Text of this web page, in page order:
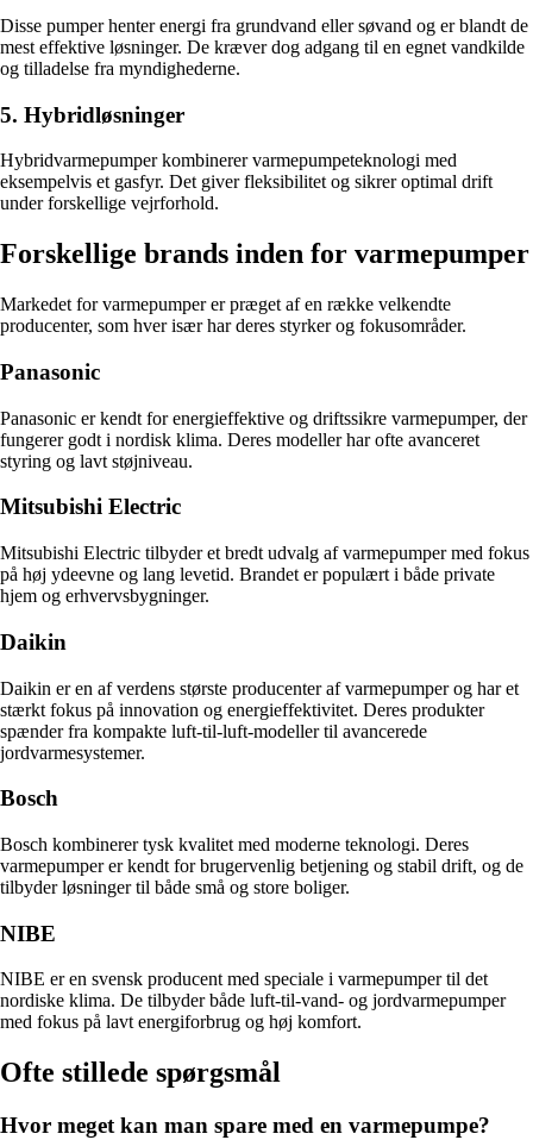
Disse pumper henter energi fra grundvand eller søvand og er blandt de
mest effektive løsninger. De kræver dog adgang til en egnet vandkilde
og tilladelse fra myndighederne.
5. Hybridløsninger
Hybridvarmepumper kombinerer varmepumpeteknologi med
eksempelvis et gasfyr. Det giver fleksibilitet og sikrer optimal drift
under forskellige vejrforhold.
Forskellige brands inden for varmepumper
Markedet for varmepumper er præget af en række velkendte
producenter, som hver især har deres styrker og fokusområder.
Panasonic
Panasonic er kendt for energieffektive og driftssikre varmepumper, der
fungerer godt i nordisk klima. Deres modeller har ofte avanceret
styring og lavt støjniveau.
Mitsubishi Electric
Mitsubishi Electric tilbyder et bredt udvalg af varmepumper med fokus
på høj ydeevne og lang levetid. Brandet er populært i både private
hjem og erhvervsbygninger.
Daikin
Daikin er en af verdens største producenter af varmepumper og har et
stærkt fokus på innovation og energieffektivitet. Deres produkter
spænder fra kompakte luft-til-luft-modeller til avancerede
jordvarmesystemer.
Bosch
Bosch kombinerer tysk kvalitet med moderne teknologi. Deres
varmepumper er kendt for brugervenlig betjening og stabil drift, og de
tilbyder løsninger til både små og store boliger.
NIBE
NIBE er en svensk producent med speciale i varmepumper til det
nordiske klima. De tilbyder både luft-til-vand- og jordvarmepumper
med fokus på lavt energiforbrug og høj komfort.
Ofte stillede spørgsmål
Hvor meget kan man spare med en varmepumpe?